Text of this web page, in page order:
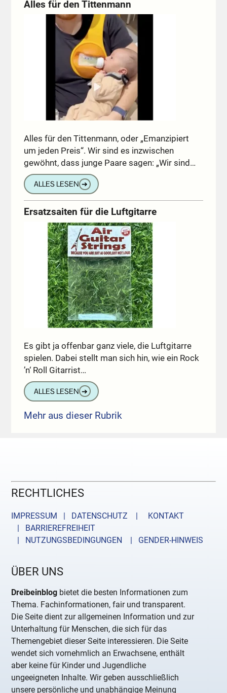
Alles für den Tittenmann
Alles für den Tittenmann, oder „Emanzipiert
um jeden Preis“. Wir sind es inzwischen
gewöhnt, dass junge Paare sagen: „Wir sind…
ALLES LESEN ➔
Ersatzsaiten für die Luftgitarre
Es gibt ja offenbar ganz viele, die Luftgitarre
spielen. Dabei stellt man sich hin, wie ein Rock
’n‘ Roll Gitarrist…
ALLES LESEN ➔
Mehr aus dieser Rubrik
RECHTLICHES
IMPRESSUM | DATENSCHUTZ |
KONTAKT
| BARRIEREFREIHEIT
| NUTZUNGSBEDINGUNGEN
| GENDER-HINWEIS
ÜBER UNS
Dreibeinblog bietet die besten Informationen zum
Thema. Fachinformationen, fair und transparent.
Die Seite dient zur allgemeinen Information und zur
Unterhaltung für Menschen, die sich für das
Themengebiet dieser Seite interessieren. Die Seite
wendet sich vornehmlich an Erwachsene, enthält
aber keine für Kinder und Jugendliche
ungeeigneten Inhalte. Wir geben ausschließlich
unsere persönliche und unabhängige Meinung